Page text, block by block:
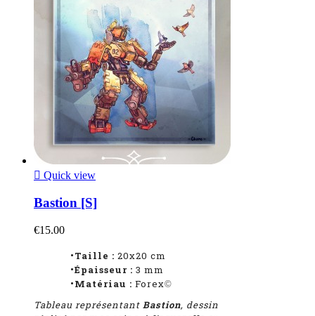
 Quick view
Bastion [S]
€15.00
•Taille : 20x20 cm
•Épaisseur : 3 mm
•Matériau : Forex©
Tableau représentant Bastion, dessin